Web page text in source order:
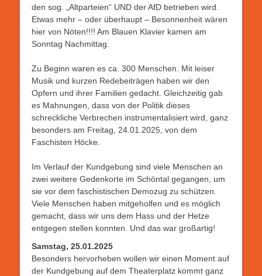
den sog. „Altparteien“ UND der AfD betrieben wird.
Etwas mehr – oder überhaupt – Besonnenheit wären
hier von Nöten!!!! Am Blauen Klavier kamen am
Sonntag Nachmittag.
Zu Beginn waren es ca. 300 Menschen. Mit leiser
Musik und kurzen Redebeiträgen haben wir den
Opfern und ihrer Familien gedacht. Gleichzeitig gab
es Mahnungen, dass von der Politik dieses
schreckliche Verbrechen instrumentalisiert wird, ganz
besonders am Freitag, 24.01.2025, von dem
Faschisten Höcke.
Im Verlauf der Kundgebung sind viele Menschen an
zwei weitere Gedenkorte im Schöntal gegangen, um
sie vor dem faschistischen Demozug zu schützen.
Viele Menschen haben mitgeholfen und es möglich
gemacht, dass wir uns dem Hass und der Hetze
entgegen stellen konnten. Und das war großartig!
Samstag, 25.01.2025
Besonders hervorheben wollen wir einen Moment auf
der Kundgebung auf dem Theaterplatz kommt ganz